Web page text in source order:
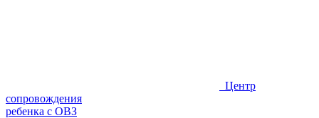
Центр
сопровождения
ребенка с ОВЗ